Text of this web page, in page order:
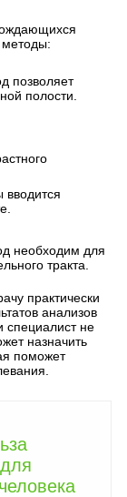
позволяет
полости.
необходим для
тракта.
практически
анализов
специалист не
назначить
поможет